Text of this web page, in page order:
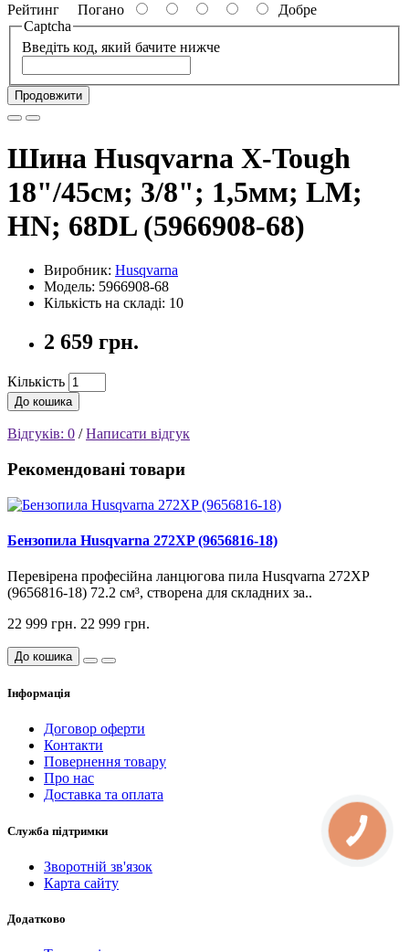
Рейтинг Погано
Добре
Captcha
Введіть код, який бачите нижче
Продовжити
Шина Husqvarna X-Tough
18"/45см; 3/8"; 1,5мм; LM;
HN; 68DL (5966908-68)
Виробник: Husqvarna
Модель: 5966908-68
Кількість на складі: 10
2 659 грн.
Кількість
До кошика
Відгуків: 0 /Написати відгук
Рекомендовані товари
Бензопила Husqvarna 272XP (9656816-18)
Перевірена професійна ланцюгова пила Husqvarna 272XP
(9656816-18) 72.2 см³, створена для складних за..
22 999 грн. 22 999 грн.
До кошика
Інформація
Договор оферти
Контакти
Повернення товару
Про нас
Доставка та оплата
Служба підтримки
Зворотній зв'язок
Карта сайту
Додатково